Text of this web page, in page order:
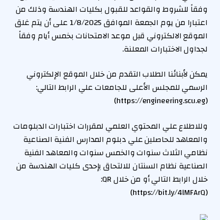
وفقاً للشروط والقواعد للقبول بكليات الهندسة وذلك من
اعتبارا من يوم الجمعة الموافق 1/8/2025 على أن يتم غلق
الموقع الالكتروني قبل موعد الامتحانات بخمس أيام وفقاً
لجداول الاختبارات المعلنة.
يمكن لأبنائنا الطلاب التقدم من خلال الموقع الإلكتروني
الرسمي للمجلس الأعلى للجامعات علي الرابط التالي:
(https://engineering.scu.eg)
وللاطلاع علي المحتوي العلمي لمقررات اختبارات الدبلومات
والمعاهد للحاصلين علي دبلوم المدارس الفنية الصناعية
نظامي الثلاث سنوات والخمس سنوات والمعاهد الفنية
الصناعية نظام السنتان للالتحاق بإحدى كليات الهندسة من
خلال الرابط التالي أو من خلال QR:
(https://bit.ly/4lMFArQ)